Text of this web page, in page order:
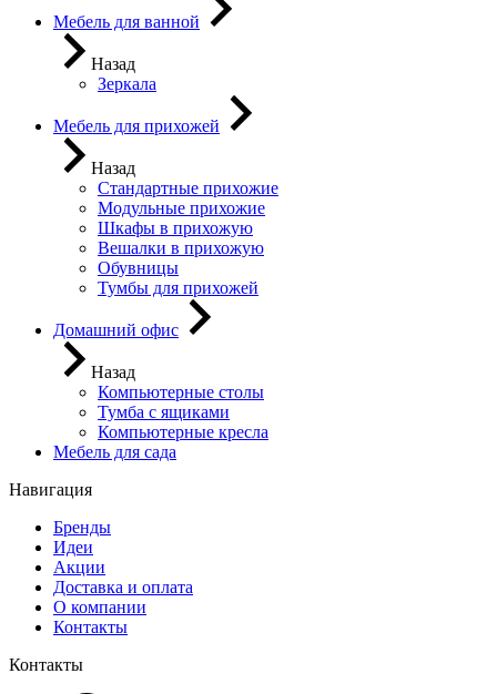
Мебель для ванной
Назад
Зеркала
Мебель для прихожей
Назад
Стандартные прихожие
Модульные прихожие
Шкафы в прихожую
Вешалки в прихожую
Обувницы
Тумбы для прихожей
Домашний офис
Назад
Компьютерные столы
Тумба с ящиками
Компьютерные кресла
Мебель для сада
Навигация
Бренды
Идеи
Акции
Доставка и оплата
О компании
Контакты
Контакты